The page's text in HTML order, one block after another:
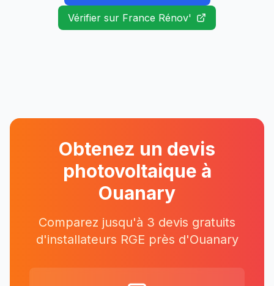
Vérifier sur France Rénov'
Obtenez un devis
photovoltaique à
Ouanary
Comparez jusqu'à 3 devis gratuits
d'installateurs RGE près d'Ouanary